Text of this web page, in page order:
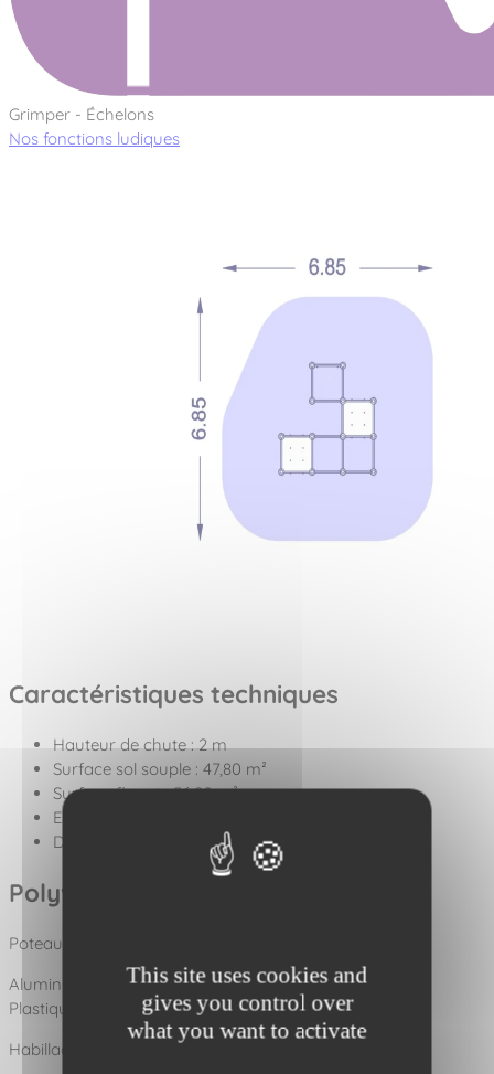
This site uses cookies and
gives you control over
what you want to activate
Grimper - Échelons
Nos fonctions ludiques
Caractéristiques techniques
Hauteur de chute : 2 m
Surface sol souple : 47,80 m²
Surface fluant : 56,20 m²
Encombrement du jeu : 4,42 x 3,20 x 2,00 m
Dimensions zone d'impact : 6,89 x 6,89 m
Polyvalence des matériaux
Poteaux disponibles en :
Aluminium
Plastique recyclé
Habillages disponibles en :